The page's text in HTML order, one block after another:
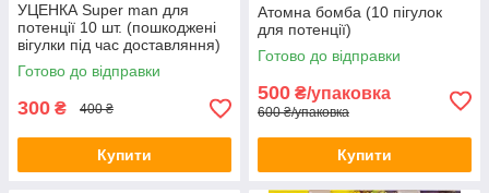
УЦЕНКА Super man для
потенції 10 шт. (пошкоджені
вігулки під час доставляння)
Готово до відправки
300 ₴ 400 ₴
Купити
Атомна бомба (10 пігулок
для потенції)
Готово до відправки
500 ₴/упаковка
600 ₴/упаковка
Купити